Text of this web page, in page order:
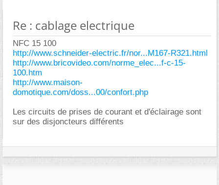
Re : cablage electrique
NFC 15 100
http://www.schneider-electric.fr/nor...M167-R321.html
http://www.bricovideo.com/norme_elec...f-c-15-
100.htm
http://www.maison-
domotique.com/doss...00/confort.php
Les circuits de prises de courant et d'éclairage sont
sur des disjoncteurs différents